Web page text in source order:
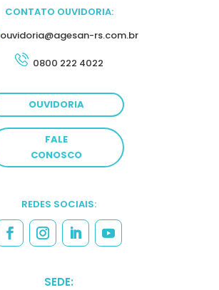
CONTATO OUVIDORIA:
ouvidoria@agesan-rs.com.br
0800 222 4022
OUVIDORIA
FALE
CONOSCO
REDES SOCIAIS:
SEDE: